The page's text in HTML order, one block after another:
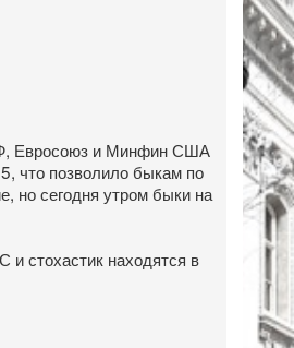
Евросоюз и Минфин США
что позволило быкам по
но сегодня утром быки на
стохастик находятся в